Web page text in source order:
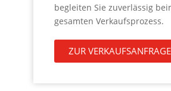
begleiten Sie zuverlässig
gesamten Verkaufsprozess.
ZUR